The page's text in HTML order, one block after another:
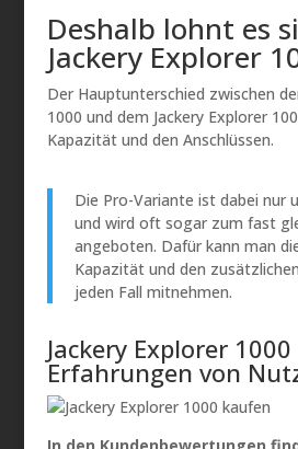
Deshalb lohnt es
Jackery Explorer
Der Hauptunterschied zwischen
1000 und dem Jackery Explorer
Kapazität und den Anschlüssen.
Die Pro-Variante ist dabei nur
und wird oft sogar zum fast
angeboten. Dafür kann man
Kapazität und den
jeden Fall mitnehmen.
Jackery Explorer
Erfahrungen von